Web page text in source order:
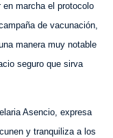
en marcha el protocolo
de vacunación,
maneramuy notable
seguro que sirva
Asencio, expresa
y tranquiliza a los